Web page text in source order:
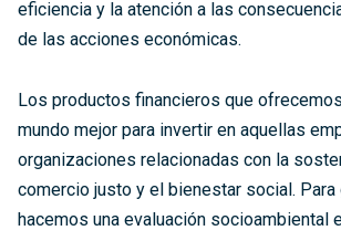
eficiencia y la atención a las
de las acciones económicas.
Los productos financieros que
mundo mejor para invertir en aquellas
organizaciones relacionadas con la
comercio justo y el bienestar social. Para
hacemos una evaluación socioambiental